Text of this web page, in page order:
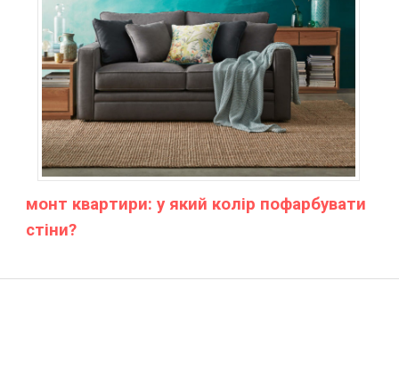
монт квартири: у який колір пофарбувати
стіни?